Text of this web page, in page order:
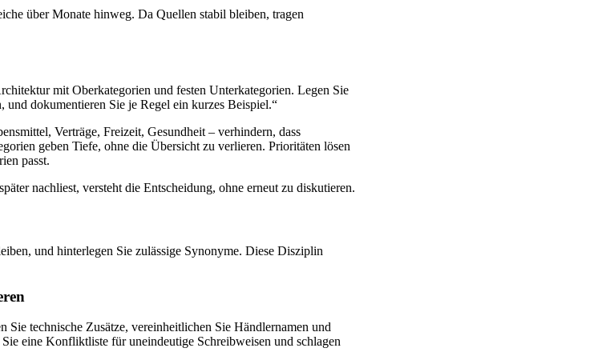
über Monate hinweg. Da Quellen stabil bleiben, tragen
mit Oberkategorien und festen Unterkategorien. Legen Sie
dokumentieren Sie je Regel ein kurzes Beispiel.“
Verträge, Freizeit, Gesundheit – verhindern, dass
geben Tiefe, ohne die Übersicht zu verlieren. Prioritäten lösen
passt.
nachliest, versteht die Entscheidung, ohne erneut zu diskutieren.
und hinterlegen Sie zulässige Synonyme. Diese Disziplin
Sie technische Zusätze, vereinheitlichen Sie Händlernamen und
eine Konfliktliste für uneindeutige Schreibweisen und schlagen